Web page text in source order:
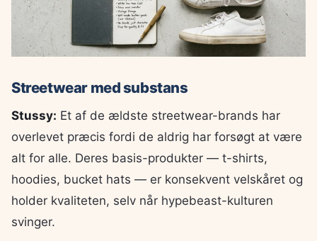
Streetwear med substans
Stussy: Et af de ældste streetwear-brands har
overlevet præcis fordi de aldrig har forsøgt at være
alt for alle. Deres basis-produkter — t-shirts,
hoodies, bucket hats — er konsekvent velskåret og
holder kvaliteten, selv når hypebeast-kulturen
svinger.